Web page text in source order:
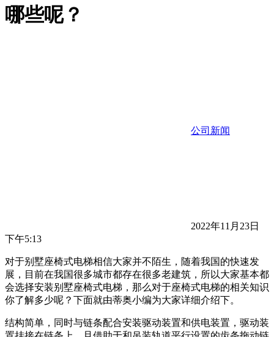
哪些呢？
公司新闻
2022年11月23日
下午5:13
对于别墅座椅式电梯相信大家并不陌生，随着我国的快速发
展，目前在我国很多城市都存在很多老建筑，所以大家基本都
会选择安装别墅座椅式电梯，那么对于座椅式电梯的相关知识
你了解多少呢？下面就由蒂奥小编为大家详细介绍下。
结构简单，同时与链条配合安装驱动装置和供电装置，驱动装